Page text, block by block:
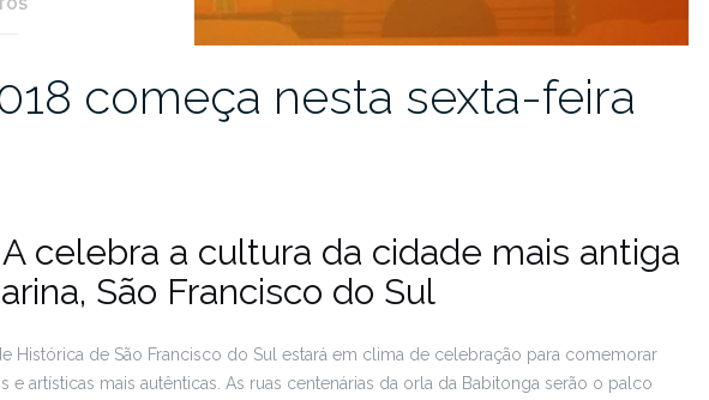
começa nesta sexta-feira
celebra a cultura da cidade mais antiga
São Francisco do Sul
Histórica de São Francisco do Sul estará em clima de celebração para comemorar
e artísticas mais autênticas. As ruas centenárias da orla da Babitonga serão o palco